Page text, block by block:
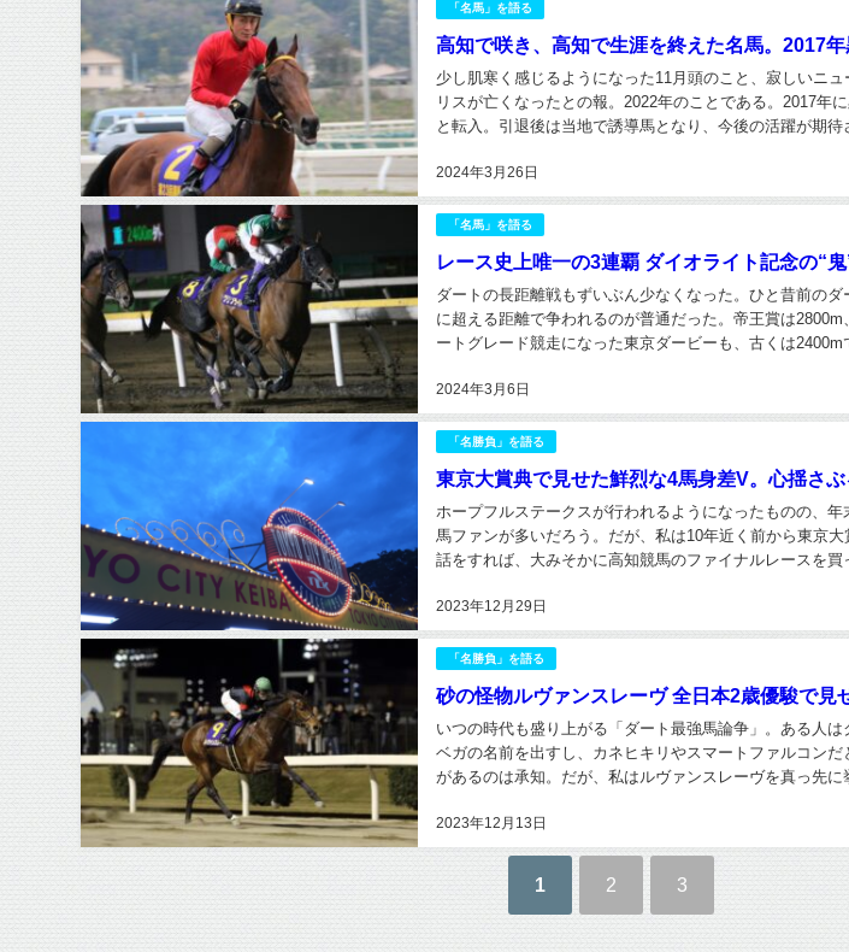
「名馬」を語る
高知で咲き、高知で生涯を終えた名馬。2017
2024年3月26日
少し肌寒く感じるようになった11月頭のこと、寂しいニ
リスが亡くなったとの報。2022年のことである。2017年
と転入。引退後は当地で誘導馬となり、今後の活躍が期待
「名馬」を語る
レース史上唯一の3連覇 ダイオライト記念の“
2024年3月6日
ダートの長距離戦もずいぶん少なくなった。ひと昔前の
に超える距離で争われるのが普通だった。帝王賞は
ートグレード競走になった東京ダービーも、古くは2400m
「名勝負」を語る
東京大賞典で見せた鮮烈な4馬身差V。心揺さ
2023年12月29日
ホープフルステークスが行われるようになったものの、
馬ファンが多いだろう。だが、私は10年近く前から東京
話をすれば、大みそかに高知競馬のファイナルレースを買
「名勝負」を語る
砂の怪物ルヴァンスレーヴ 全日本2歳優駿で見
2023年12月13日
いつの時代も盛り上がる「ダート最強馬論争」。ある人
ベガの名前を出すし、カネヒキリやスマートファルコン
があるのは承知。だが、私はルヴァンスレーヴを真っ先に
1 2 3